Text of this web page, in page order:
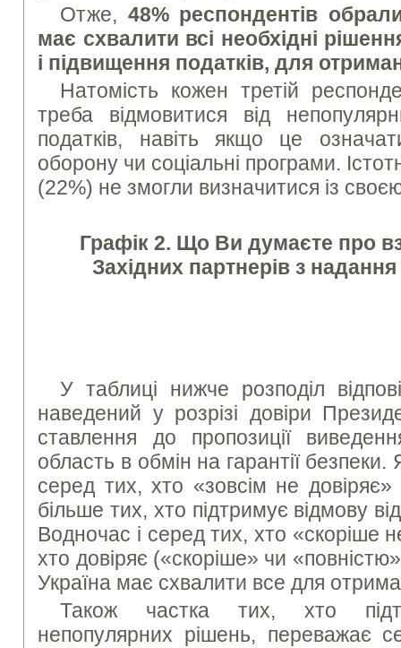
Отже, 48% респондентів
має схвалити всі необхідні
і підвищення податків, для
Натомість кожен третій
треба відмовитися від
податків, навіть якщо це
оборону чи соціальні програми.
(22%) не змогли визначитися із
Графік 2. Що Ви думаєте про
Західних партнерів з
У таблиці нижче розподіл
наведений у розрізі довіри
ставлення до пропозиції
область в обмін на гарантії
серед тих, хто «зовсім не
більше тих, хто підтримує відмову
Водночас і серед тих, хто «скоріше
хто довіряє («скоріше» чи
Україна має схвалити все для
Також частка тих, хто
непопулярних рішень, переважає